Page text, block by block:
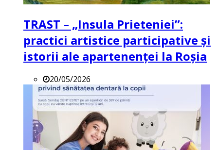
TRAST – „Insula Prieteniei”:
practici artistice participative și
istorii ale apartenenței la Roșia
20/05/2026